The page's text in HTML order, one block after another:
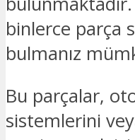
binlerce parça
bulmanız
Bu parçalar,
sistemlerini